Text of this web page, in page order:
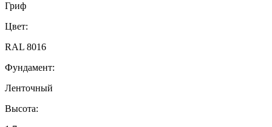
Гриф
Цвет:
RAL 8016
Фундамент:
Ленточный
Высота: